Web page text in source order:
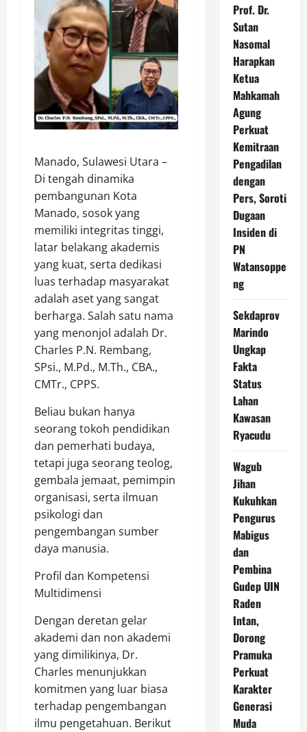
Manado, Sulawesi Utara –
Di tengah dinamika
pembangunan Kota
Manado, sosok yang
memiliki integritas tinggi,
latar belakang akademis
yang kuat, serta dedikasi
luas terhadap masyarakat
adalah aset yang sangat
berharga. Salah satu nama
yang menonjol adalah Dr.
Charles P.N. Rembang,
SPsi., M.Pd., M.Th., CBA.,
CMTr., CPPS.
Beliau bukan hanya
seorang tokoh pendidikan
dan pemerhati budaya,
tetapi juga seorang teolog,
gembala jemaat, pemimpin
organisasi, serta ilmuan
psikologi dan
pengembangan sumber
daya manusia.
Profil dan Kompetensi
Multidimensi
Dengan deretan gelar
akademi dan non akademi
yang dimilikinya, Dr.
Charles menunjukkan
komitmen yang luar biasa
terhadap pengembangan
ilmu pengetahuan. Berikut
Prof. Dr.
Sutan
Nasomal
Harapkan
Ketua
Mahkamah
Agung
Perkuat
Kemitraan
Pengadilan
dengan
Pers, Soroti
Dugaan
Insiden di
PN
Watansoppe
ng
Sekdaprov
Marindo
Ungkap
Fakta
Status
Lahan
Kawasan
Ryacudu
Wagub
Jihan
Kukuhkan
Pengurus
Mabigus
dan
Pembina
Gudep UIN
Raden
Intan,
Dorong
Pramuka
Perkuat
Karakter
Generasi
Muda